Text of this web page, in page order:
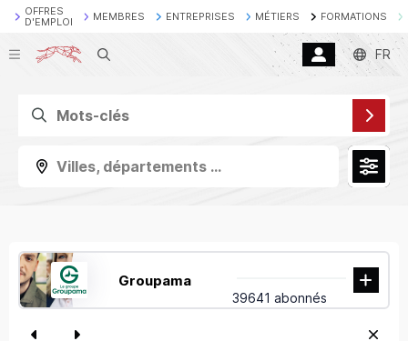
OFFRES
D'EMPLOI
MEMBRES ENTREPRISES MÉTIERS FORMATIONS
Recherche FR
Villes, départements ...
Groupama
39641 abonnés